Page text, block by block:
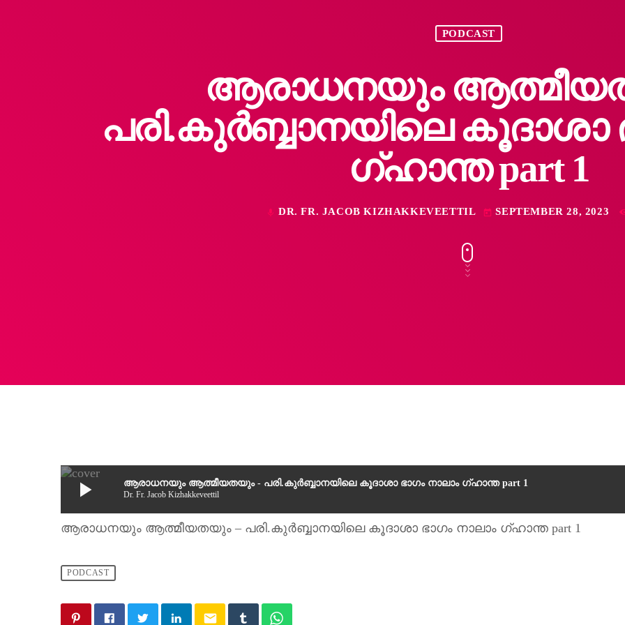
PODCAST
ആരാധനയും
പരി.കുർബ്ബാനയിലെ കൂദാശാ
ഗ്ഹാന്ത part 1
mic DR. FR. JACOB KIZHAKKEVEETTIL today SEPTEMBER 28, 2023
play_arrow ആരാധനയും ആത്മീയതയും - പരി.കുർബ്ബാനയിലെ കൂദാശാ ഭാ​ഗം നാലാം ഗ്ഹാന്ത part 1
Dr. Fr. Jacob Kizhakkeveettil
ആരാധനയും ആത്മീയതയും – പരി.കുർബ്ബാനയിലെ കൂദാശാ ഭാ​ഗം നാലാം ഗ്ഹാന്ത part 1
PODCAST
email